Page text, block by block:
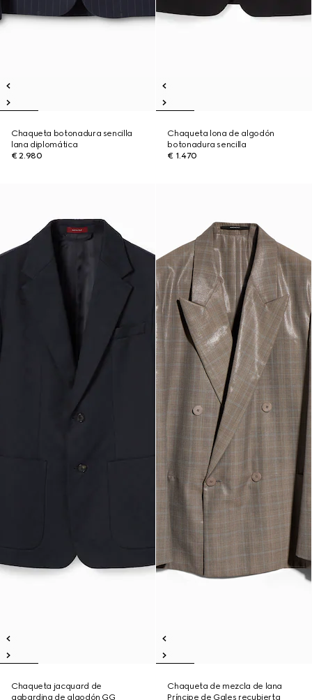
Chaqueta botonadura sencilla
lana diplomática
€ 2.980
Chaqueta lona de algodón
botonadura sencilla
€ 1.470
Chaqueta jacquard de
gabardina de algodón GG
Chaqueta de mezcla de lana
Príncipe de Gales recubierta